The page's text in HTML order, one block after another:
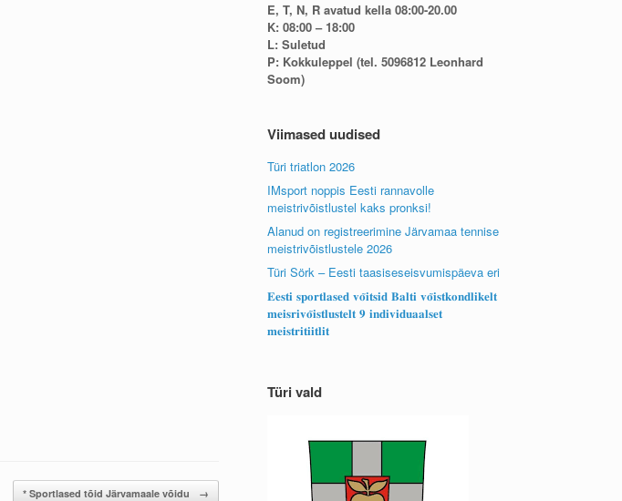
* Sportlased tõid Järvamaale võidu →
E, T, N, R avatud kella 08:00-20.00
K: 08:00 – 18:00
L: Suletud
P: Kokkuleppel (tel. 5096812 Leonhard
Soom)
Viimased uudised
Türi triatlon 2026
IMsport noppis Eesti rannavolle
meistrivõistlustel kaks pronksi!
Alanud on registreerimine Järvamaa tennise
meistrivõistlustele 2026
Türi Sörk – Eesti taasiseseisvumispäeva eri
𝐄𝐞𝐬𝐭𝐢 𝐬𝐩𝐨𝐫𝐭𝐥𝐚𝐬𝐞𝐝 𝐯𝐨̃𝐢𝐭𝐬𝐢𝐝 𝐁𝐚𝐥𝐭𝐢 𝐯𝐨̃𝐢𝐬𝐭𝐤𝐨𝐧𝐝𝐥𝐢𝐤𝐞𝐥𝐭
𝐦𝐞𝐢𝐬𝐫𝐢𝐯𝐨̃𝐢𝐬𝐭𝐥𝐮𝐬𝐭𝐞𝐥𝐭 𝟗 𝐢𝐧𝐝𝐢𝐯𝐢𝐝𝐮𝐚𝐚𝐥𝐬𝐞𝐭
𝐦𝐞𝐢𝐬𝐭𝐫𝐢𝐭𝐢𝐢𝐭𝐥𝐢𝐭
Türi vald